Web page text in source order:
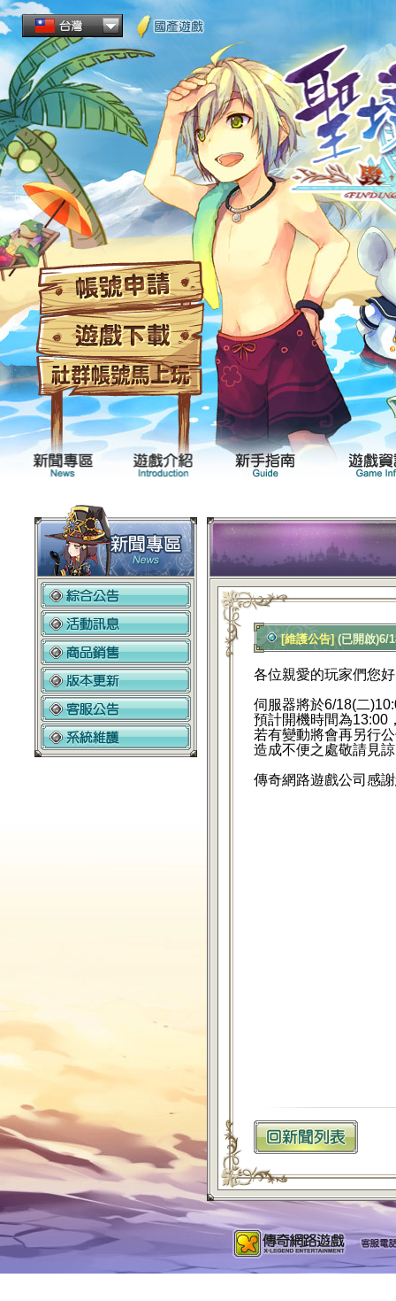
新聞專區 遊戲介紹
帳
遊
社
[維護公告] (已開啟)6/
各位親愛的玩家們您
伺服器將於6/18(二
預計開機時間為13:00
若有變動將會再另行
造成不便之處敬請見
傳奇網路遊戲公司感